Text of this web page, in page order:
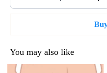
You may also like